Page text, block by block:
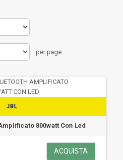
per page
JBL
800watt Con Led
ACQUISTA